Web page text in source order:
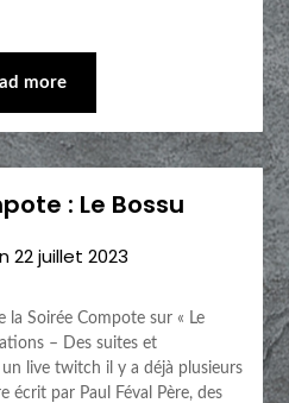
more
: Le Bossu
22 juillet 2023
la Soirée Compote sur « Le
– Des suites et
un live twitch il y a déjà plusieurs
écrit par Paul Féval Père, des